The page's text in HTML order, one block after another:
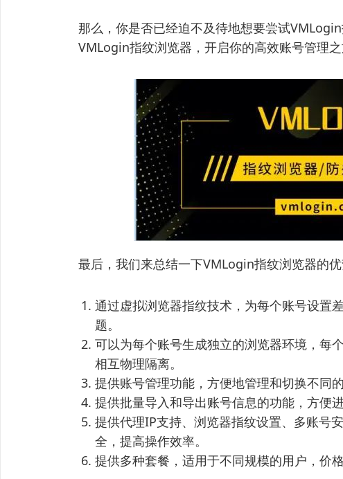
那么，你是否已经迫不及待地想要尝试
VMLogin指纹浏览器，开启你的高效账号管理之
最后，我们来总结一下VMLogin指纹浏览器的优
通过虚拟浏览器指纹技术，为每个账号设置
题。
可以为每个账号生成独立的浏览器环境，每
相互物理隔离。
提供账号管理功能，方便地管理和切换不同的
提供批量导入和导出账号信息的功能，方便
提供代理IP支持、浏览器指纹设置、多账号
全，提高操作效率。
提供多种套餐，适用于不同规模的用户，价格